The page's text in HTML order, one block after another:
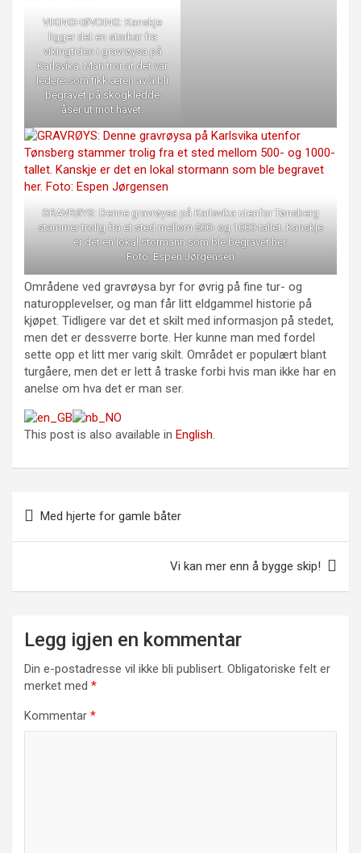
VIKINGHØVDING: Kanskje
ligger det en storkar fra
vikingtiden i gravrøysa på
Karlsvika. Man tror at det var
ledere som fikk æren av å bli
begravet på skogkledde
åser ut mot havet.
GRAVRØYS: Denne gravrøysa på Karlsvika utenfor Tønsberg
stammer trolig fra et sted mellom 500- og 1000-tallet. Kanskje
er det en lokal stormann som ble begravet her.
Foto: Espen Jørgensen
Områdene ved gravrøysa byr for øvrig på fine tur- og
naturopplevelser, og man får litt eldgammel historie på
kjøpet. Tidligere var det et skilt med informasjon på stedet,
men det er dessverre borte. Her kunne man med fordel
sette opp et litt mer varig skilt. Området er populært blant
turgåere, men det er lett å traske forbi hvis man ikke har en
anelse om hva det er man ser.
This post is also available in English.
Med hjerte for gamle båter
Vi kan mer enn å bygge skip!
Legg igjen en kommentar
Din e-postadresse vil ikke bli publisert. Obligatoriske felt er
merket med *
Kommentar *